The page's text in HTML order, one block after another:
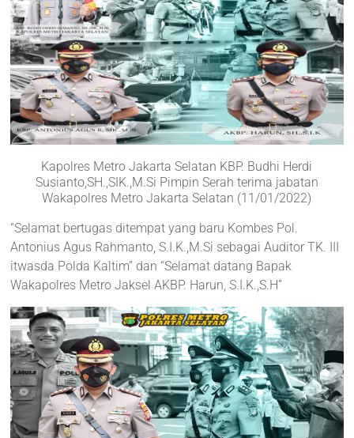
Kapolres Metro Jakarta Selatan KBP. Budhi Herdi
Susianto,SH.,SIK.,M.Si Pimpin Serah terima jabatan
Wakapolres Metro Jakarta Selatan (11/01/2022)
“Selamat bertugas ditempat yang baru Kombes Pol.
Antonius Agus Rahmanto, S.I.K.,M.Si sebagai Auditor TK. III
itwasda Polda Kaltim” dan “Selamat datang Bapak
Wakapolres Metro Jaksel AKBP. Harun, S.I.K.,S.H”